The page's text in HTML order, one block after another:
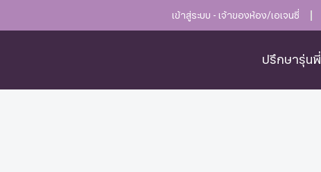
เข้าสู่ระบบ - เจ้าของห้อง/เอเจนซี่
ปรึกษารุ่นพี่